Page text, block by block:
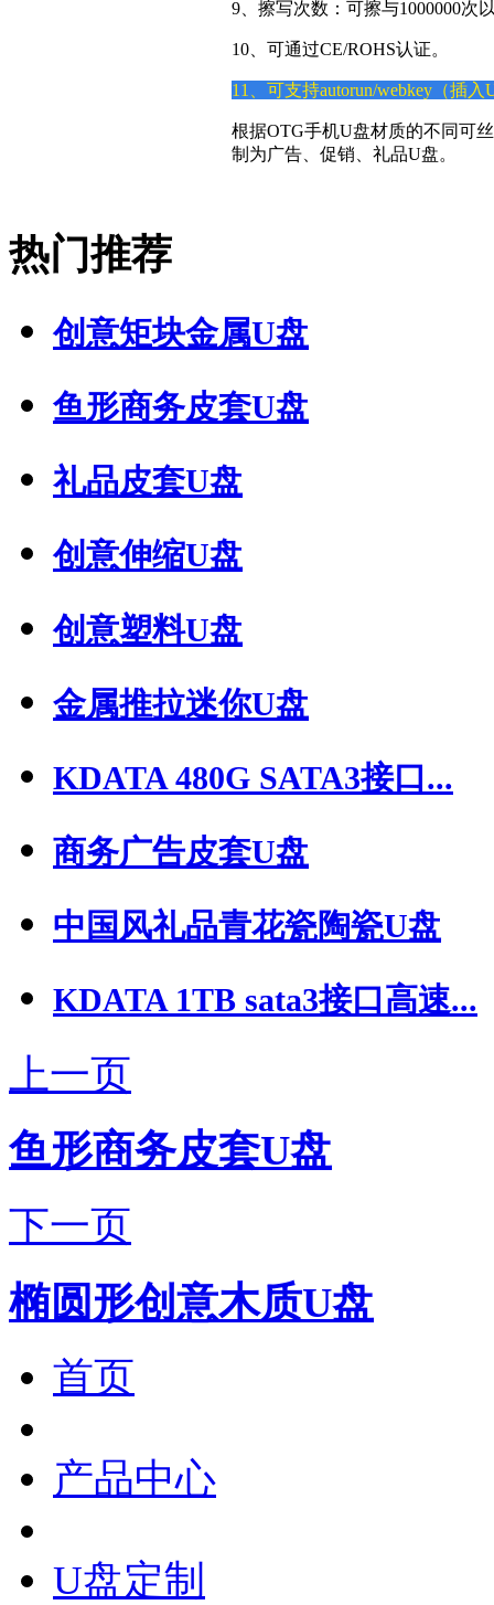
9、擦写次数：可擦与1000000次
10、可通过CE/ROHS认证。
11、可支持autorun/webkey（插
根据OTG手机U盘材质的不同可
制为广告、促销、礼品U盘。
热门推荐
创意矩块金属U盘
鱼形商务皮套U盘
礼品皮套U盘
创意伸缩U盘
创意塑料U盘
金属推拉迷你U盘
KDATA 480G SATA3接口...
商务广告皮套U盘
中国风礼品青花瓷陶瓷U盘
KDATA 1TB sata3接口高速...
上一页
鱼形商务皮套U盘
下一页
椭圆形创意木质U盘
首页
产品中心
U盘定制